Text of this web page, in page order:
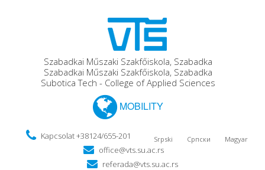
Szabadkai Műszaki Szakfőiskola, Szabadka
Szabadkai Műszaki Szakfőiskola, Szabadka
Subotica Tech - College of Applied Sciences
MOBILITY
Srpski Српски Magyar
Kapcsolat +38124/655-201
office@vts.su.ac.rs
referada@vts.su.ac.rs